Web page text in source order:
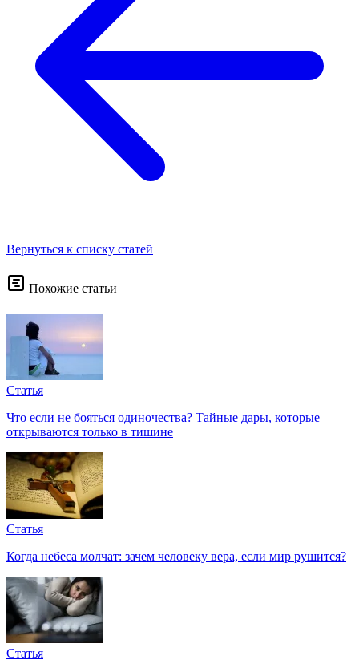
Вернуться к списку статей
Похожие статьи
Статья
Что если не бояться одиночества? Тайные дары, которые
открываются только в тишине
Статья
Когда небеса молчат: зачем человеку вера, если мир рушится?
Статья